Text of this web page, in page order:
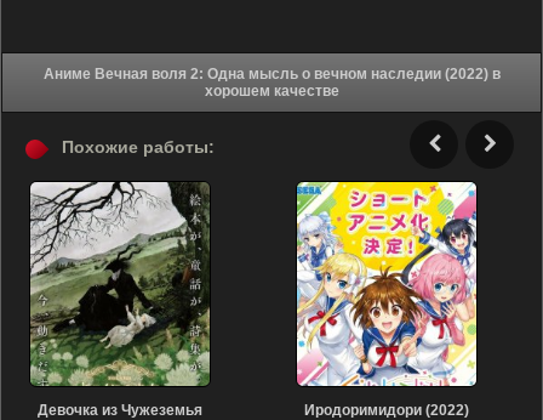
Аниме Вечная воля 2: Одна мысль о вечном наследии (2022) в
хорошем качестве
Похожие работы:
Девочка из Чужеземья
Иродоримидори (2022)